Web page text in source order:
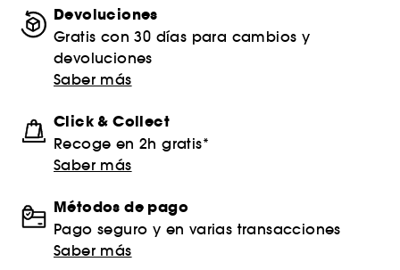
Devoluciones
Gratis con 30 días para cambios y
devoluciones
Saber más
Click & Collect
Recoge en 2h gratis*
Saber más
Métodos de pago
Pago seguro y en varias transacciones
Saber más